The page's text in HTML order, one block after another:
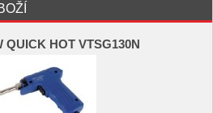
QUICK HOT VTSG130N